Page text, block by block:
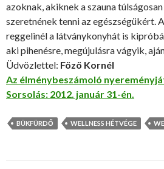
azoknak, akiknek a szauna
szeretnének tenni az egészségükért.
reggelinél a látványkonyhát is
aki pihenésre, megújulásra vágyik,
Üdvözlettel: Fözö Kornél
Az élménybeszámoló
Sorsolás: 2012. január 31-én.
BÜKFÜRDŐ WELLNESS HÉTVÉGE